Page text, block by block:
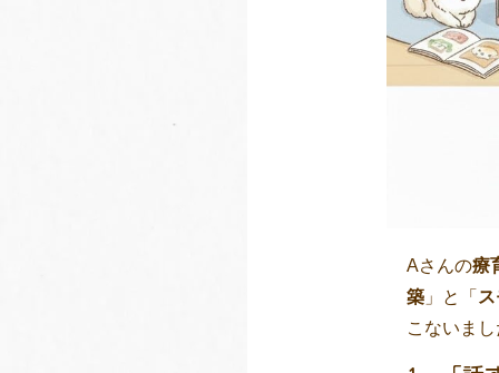
Aさんの療
築 」と「
こないま